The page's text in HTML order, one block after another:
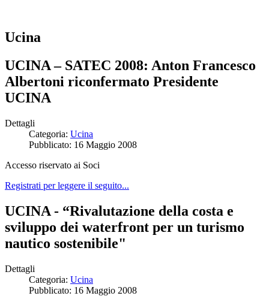
Ucina
UCINA – SATEC 2008: Anton Francesco
Albertoni riconfermato Presidente
UCINA
Dettagli
Categoria: Ucina
Pubblicato: 16 Maggio 2008
Accesso riservato ai Soci
Registrati per leggere il seguito...
UCINA - “Rivalutazione della costa e
sviluppo dei waterfront per un turismo
nautico sostenibile"
Dettagli
Categoria: Ucina
Pubblicato: 16 Maggio 2008